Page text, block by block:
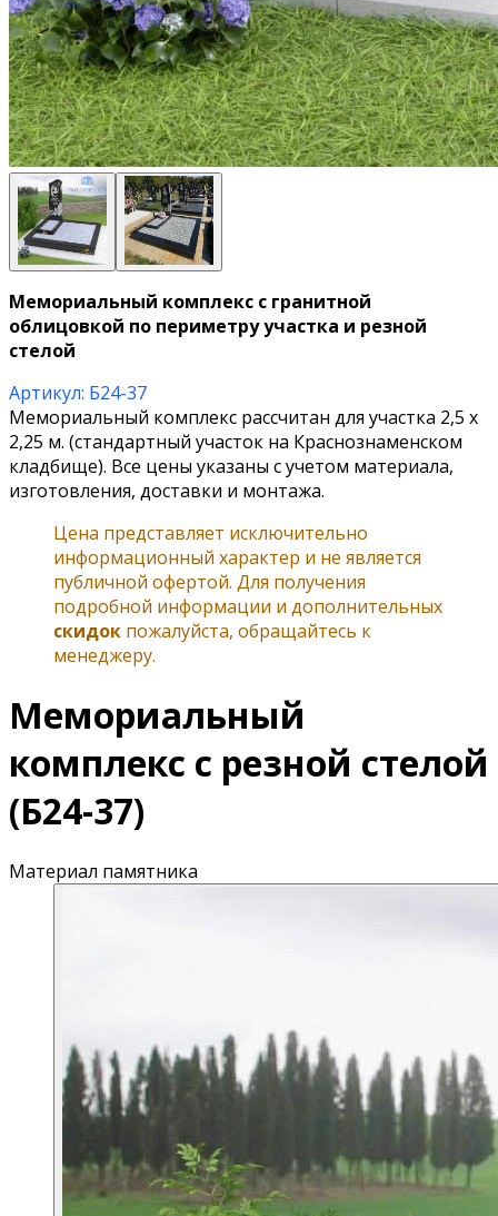
Мемориальный комплекс с гранитной
облицовкой по периметру участка и резной
стелой
Артикул: Б24-37
Мемориальный комплекс рассчитан для участка 2,5 х
2,25 м. (стандартный участок на Краснознаменском
кладбище). Все цены указаны с учетом материала,
изготовления, доставки и монтажа.
Цена представляет исключительно
информационный характер и не является
публичной офертой. Для получения
подробной информации и дополнительных
скидок пожалуйста, обращайтесь к
менеджеру.
Мемориальный
комплекс с резной стелой
(Б24-37)
Материал памятника